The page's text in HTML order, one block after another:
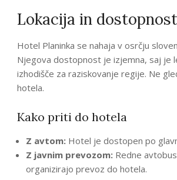
Lokacija in dostopnost
Hotel Planinka se nahaja v osrčju
Njegova dostopnost je izjemna, saj je
izhodišče za raziskovanje regije. Ne
hotela.
Kako priti do hotela
Z avtom: Hotel je dostopen po
Z javnim prevozom: Redne
organizirajo prevoz do hotela.